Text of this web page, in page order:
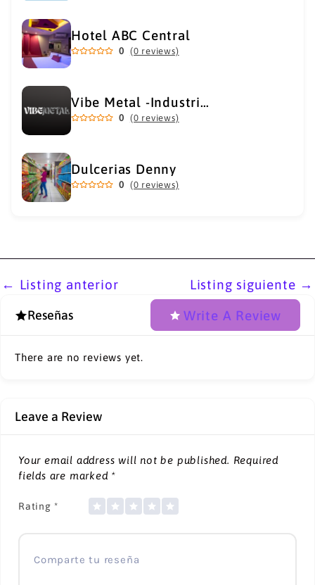
Hotel ABC Central
0 (0 reviews)
Vibe Metal -Industrial Metal Supply
0 (0 reviews)
Dulcerias Denny
0 (0 reviews)
← Listing anterior Listing siguiente →
Reseñas Write A Review
There are no reviews yet.
Leave a Review
Your email address will not be published. Required
fields are marked *
Rating *